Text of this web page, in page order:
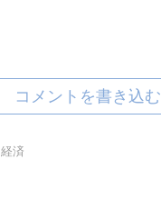
コメントを書き込む
経済